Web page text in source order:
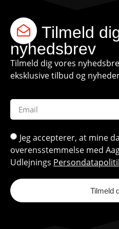
Tilmeld
nyhedsbrev
Tilmeld dig vores
eksklusive tilbud og
Jeg accepterer, at mine
overensstemmelse med
Udlejnings
Tilmeld